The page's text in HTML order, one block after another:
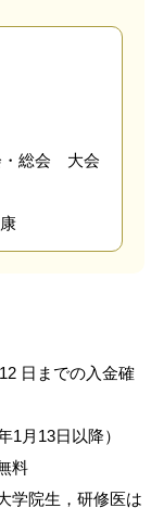
・総会 大会
までの入金確
1月13日以降）
料
学院生，研修医は